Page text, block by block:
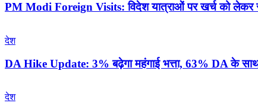
PM Modi Foreign Visits: विदेश यात्राओं पर खर्च को लेकर
देश
DA Hike Update: 3% बढ़ेगा महंगाई भत्ता, 63% DA के साथ
देश